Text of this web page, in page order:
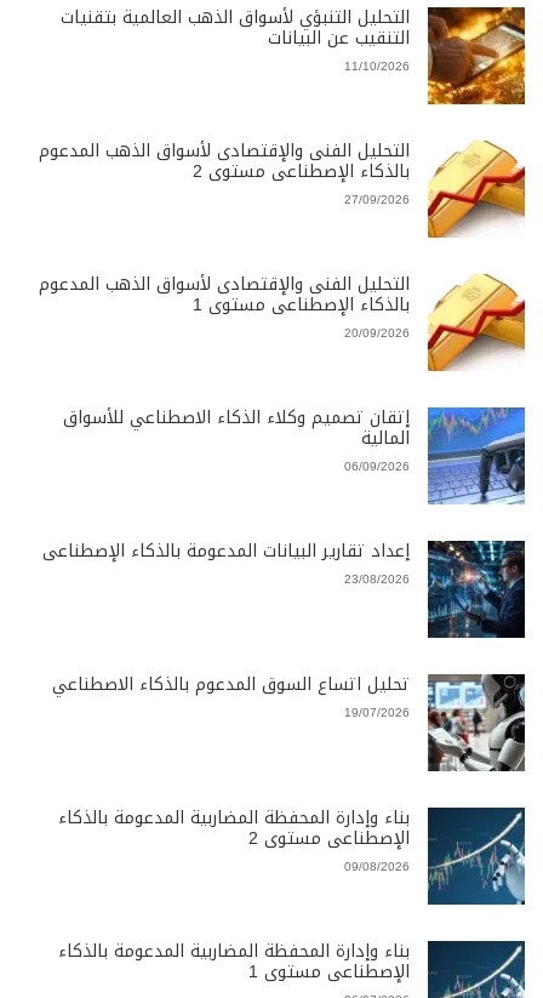
التحليل التنبؤي لأسواق الذهب العالمية بتقنيات
التنقيب عن البيانات
11/10/2026
التحليل الفنى والإقتصادى لأسواق الذهب المدعوم
بالذكاء الإصطناعى مستوى 2
27/09/2026
التحليل الفنى والإقتصادى لأسواق الذهب المدعوم
بالذكاء الإصطناعى مستوى 1
20/09/2026
إتقان تصميم وكلاء الذكاء الاصطناعي للأسواق
المالية
06/09/2026
إعداد تقارير البيانات المدعومة بالذكاء الإصطناعى
23/08/2026
تحليل اتساع السوق المدعوم بالذكاء الاصطناعي
19/07/2026
بناء وإدارة المحفظة المضاربية المدعومة بالذكاء
الإصطناعى مستوى 2
09/08/2026
بناء وإدارة المحفظة المضاربية المدعومة بالذكاء
الإصطناعى مستوى 1